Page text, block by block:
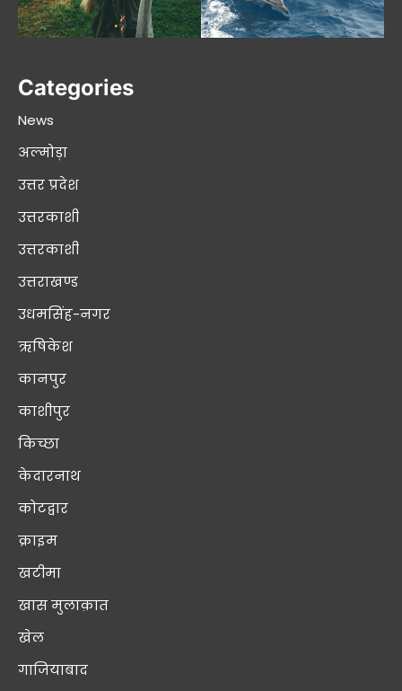
Categories
News
अल्मोड़ा
उत्तर प्रदेश
उत्तरकाशी
उत्तरकाशी
उत्तराखण्ड
उधमसिंह-नगर
ऋषिकेश
कानपुर
काशीपुर
किच्छा
केदारनाथ
कोटद्वार
क्राइम
खटीमा
खास मुलाक़ात
खेल
गाजियाबाद